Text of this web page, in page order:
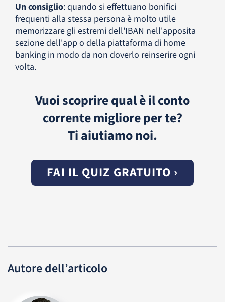
Un consiglio: quando si effettuano bonifici
frequenti alla stessa persona è molto utile
memorizzare gli estremi dell'IBAN nell'apposita
sezione dell'app o della piattaforma di home
banking in modo da non doverlo reinserire ogni
volta.
Vuoi scoprire qual è il conto
corrente migliore per te?
Ti aiutiamo noi.
FAI IL QUIZ GRATUITO ›
Autore dell’articolo